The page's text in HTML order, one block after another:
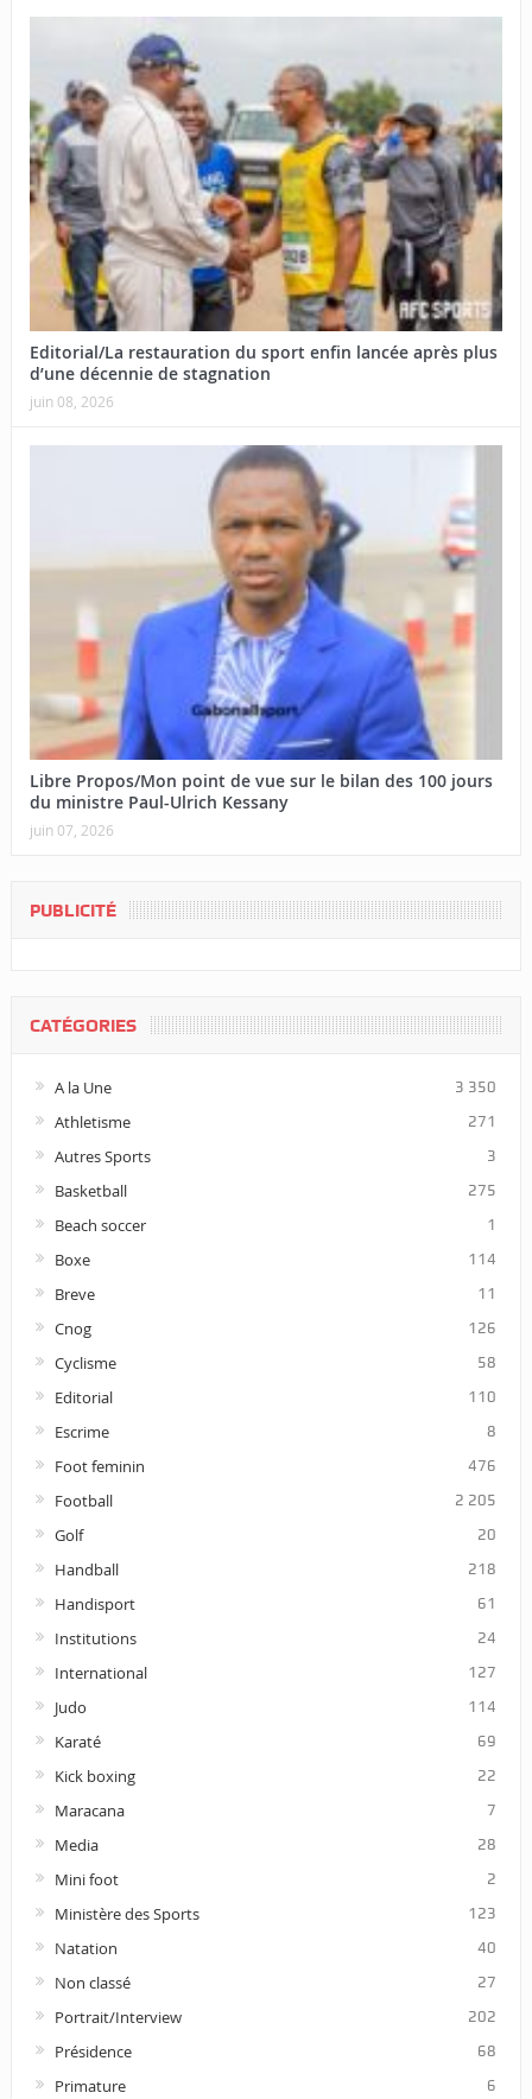
Editorial/La restauration du sport enfin lancée après plus
d’une décennie de stagnation
juin 08, 2026
Libre Propos/Mon point de vue sur le bilan des 100 jours
du ministre Paul-Ulrich Kessany
juin 07, 2026
PUBLICITÉ
CATÉGORIES
A la Une 3 350
Athletisme 271
Autres Sports 3
Basketball 275
Beach soccer 1
Boxe 114
Breve 11
Cnog 126
Cyclisme 58
Editorial 110
Escrime 8
Foot feminin 476
Football 2 205
Golf 20
Handball 218
Handisport 61
Institutions 24
International 127
Judo 114
Karaté 69
Kick boxing 22
Maracana 7
Media 28
Mini foot 2
Ministère des Sports 123
Natation 40
Non classé 27
Portrait/Interview 202
Présidence 68
Primature 6